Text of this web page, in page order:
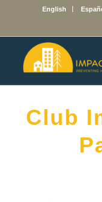
English
Club